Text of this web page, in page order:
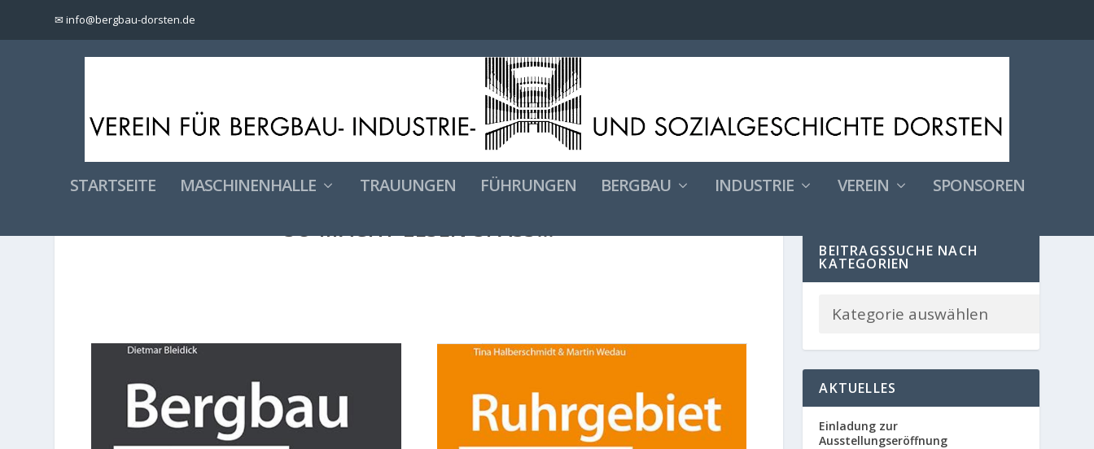
✉ info@bergbau-dorsten.de
STARTSEITE MASCHINENHALLE TRAUUNGEN FÜHRUNGEN BERGBAU INDUSTRIE VEREIN SPONSOREN
SO MACHT LESEN SPASS…
BEITRAGSSUCHE NACH
KATEGORIEN
AKTUELLES
Einladung zur
Ausstellungseröffnung